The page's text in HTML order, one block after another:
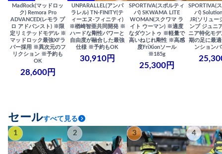
MadRock(マッドロッ
ク) Remora Pro
ADVANCED(レモラ プ
ロ アドバンスト) ※限
定リミテッドモデル ※
マッドロック最強XFラ
バー採用 ※異次元のフ
リクション ※予約も
OK
28,600円
UNPARALLEL(アンパ
ラレル) TN-FINITY(テ
ィーエヌ-フィニティ)
※楢崎智亜共同開発 ※
ハードな剛性パワーと
自由度が融合した最強
仕様 ※予約もOK
30,910円
SPORTIVA(スポルティ
バ) SKWAMA LITE
WOMAN(スクワマ ラ
イト ウーマン) ※適度
なダウントゥ ※軽量で
高いねじれ剛性 ※高感
度FriXionソール
※185g
25,300円
SPORTIVA(
バ)
JR(ソリュー
ンプ ジュニ
ニア特化モ
期の足に最
ンション
セールすべて見る
1 2 3 4